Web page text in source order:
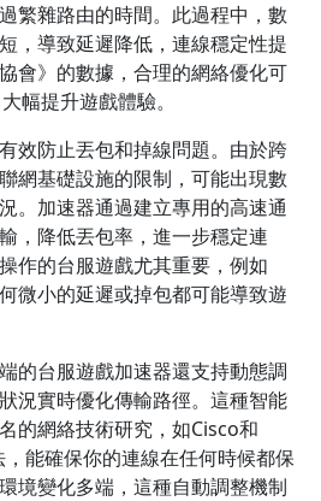
繁雜路由的時間。此過程中，數
，導致延遲降低，連線穩定性提
會》的數據，合理的網絡優化可
幅提升遊戲體驗。
效防止丟包和掉線問題。由於跨
網基礎設施的限制，可能出現數
。加速器通過建立專用的高速通
，降低丟包率，進一步穩定連
作的台服遊戲尤其重要，例如
微小的延遲或掉包都可能導致遊
的台服遊戲加速器還支持動態調
況實時優化傳輸路徑。這種智能
的網絡技術研究，如Cisco和
能確保你的連線在任何時候都保
境變化多端，這種自動調整機制